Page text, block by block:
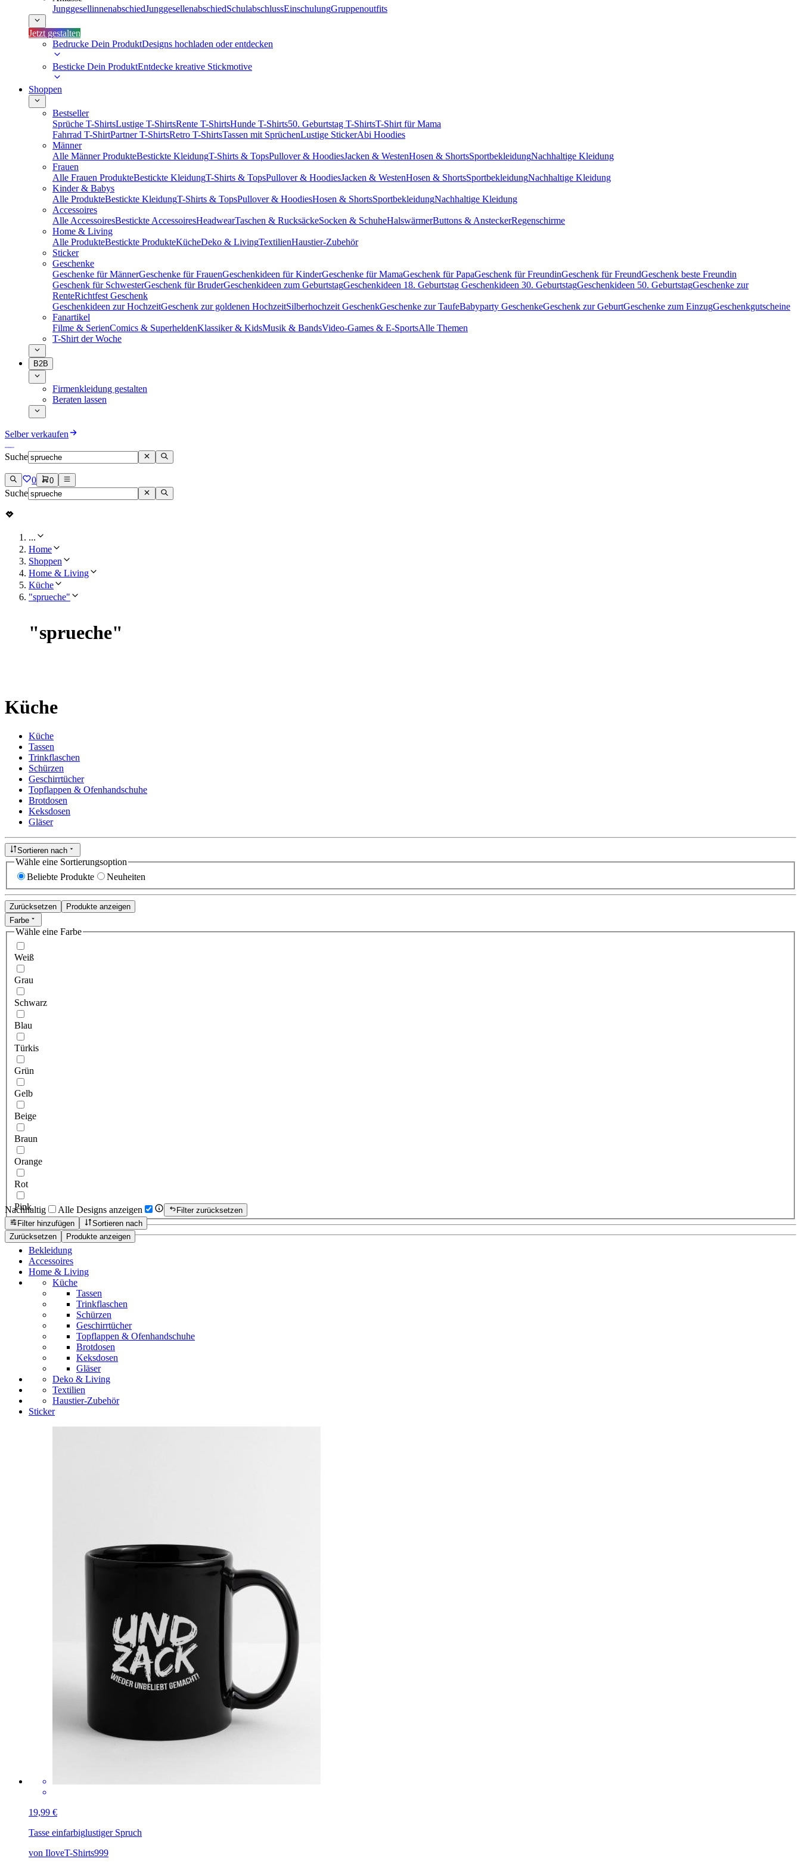
JunggesellinnenabschiedJunggesellenabschiedSchulabschlussEinschulungGruppenoutfits
Jetzt gestalten
Bedrucke Dein ProduktDesigns hochladen oder entdecken
Besticke Dein ProduktEntdecke kreative Stickmotive
Shoppen
Bestseller
Sprüche T-ShirtsLustige T-ShirtsRente T-ShirtsHunde T-Shirts50. Geburtstag T-ShirtsT-Shirt für Mama
Fahrrad T-ShirtPartner T-ShirtsRetro T-ShirtsTassen mit SprüchenLustige StickerAbi Hoodies
Männer
Alle Männer ProdukteBestickte KleidungT-Shirts & TopsPullover & HoodiesJacken & WestenHosen & ShortsSportbekleidungNachhaltige Kleidung
Frauen
Alle Frauen ProdukteBestickte KleidungT-Shirts & TopsPullover & HoodiesJacken & WestenHosen & ShortsSportbekleidungNachhaltige Kleidung
Kinder & Babys
Alle ProdukteBestickte KleidungT-Shirts & TopsPullover & HoodiesHosen & ShortsSportbekleidungNachhaltige Kleidung
Accessoires
Alle AccessoiresBestickte AccessoiresHeadwearTaschen & RucksäckeSocken & SchuheHalswärmerButtons & AnsteckerRegenschirme
Home & Living
Alle ProdukteBestickte ProdukteKücheDeko & LivingTextilienHaustier-Zubehör
Sticker
Geschenke
Geschenke für MännerGeschenke für FrauenGeschenkideen für KinderGeschenke für MamaGeschenk für PapaGeschenk für FreundinGeschenk für FreundGeschenk beste Freundin
Geschenk für SchwesterGeschenk für BruderGeschenkideen zum GeburtstagGeschenkideen 18. Geburtstag Geschenkideen 30. GeburtstagGeschenkideen 50. GeburtstagGeschenke zur
RenteRichtfest Geschenk
Geschenkideen zur HochzeitGeschenk zur goldenen HochzeitSilberhochzeit GeschenkGeschenke zur TaufeBabyparty GeschenkeGeschenk zur GeburtGeschenke zum EinzugGeschenkgutscheine
Fanartikel
Filme & SerienComics & SuperheldenKlassiker & KidsMusik & BandsVideo-Games & E-SportsAlle Themen
T-Shirt der Woche
B2B
Firmenkleidung gestalten
Beraten lassen
Selber verkaufen
Suche
0 0
Suche
...
Home
Shoppen
Home & Living
Küche
"sprueche"
"sprueche"
Küche
Küche
Tassen
Trinkflaschen
Schürzen
Geschirrtücher
Topflappen & Ofenhandschuhe
Brotdosen
Keksdosen
Gläser
Sortieren nach
Wähle eine Sortierungsoption
Beliebte Produkte
Neuheiten
Zurücksetzen
Produkte anzeigen
Farbe
Wähle eine Farbe
Weiß
Grau
Schwarz
Blau
Türkis
Grün
Gelb
Beige
Braun
Orange
Rot
Pink
Zurücksetzen Produkte anzeigen
Nachhaltig Alle Designs anzeigen
Filter zurücksetzen
Filter hinzufügen
Sortieren nach
Bekleidung
Accessoires
Home & Living
Küche
Tassen
Trinkflaschen
Schürzen
Geschirrtücher
Topflappen & Ofenhandschuhe
Brotdosen
Keksdosen
Gläser
Deko & Living
Textilien
Haustier-Zubehör
Sticker
19,99 €
Tasse einfarbiglustiger Spruch
von IloveT-Shirts999